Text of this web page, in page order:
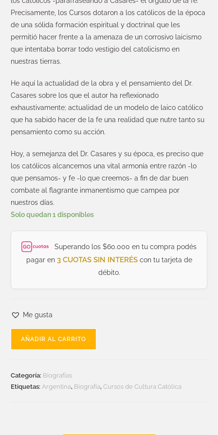
Precisamente, los Cursos dotaron a los católicos de la época
de una sólida formación espiritual y doctrinal que les
permitió hacer frente a la amenaza de un corrosivo laicismo
que intentaba borrar todo vestigio del catolicismo en
nuestras tierras.
He aquí la actualidad de la obra y el pensamiento del Dr.
Casares sobre los que el autor ha reflexionado
exhaustivamente; actualidad de un modelo de laico católico
que ha sabido hacer de la fe una realidad que nutre tanto su
pensamiento como su acción.
Hoy, a semejanza del Dr. Casares y su época, es preciso que
los católicos alcancemos una vital armonía entre razón -lo
que pensamos- y fe -lo que creemos- a fin de dar buen
combate al flagrante inmanentismo que campea por
nuestros días.
Solo quedan 1 disponibles
Superando los $60.000 en tu compra podés
pagar en 3 CUOTAS SIN INTERÉScon tu tarjeta de
débito.
Me gusta
AÑADIR AL CARRITO
Categoría: Biografías
Etiquetas:Argentina, Biografía,Cursos de Cultura Católica